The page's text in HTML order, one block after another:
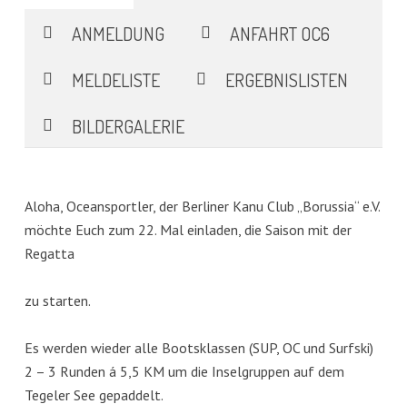
ANMELDUNG
ANFAHRT OC6
MELDELISTE
ERGEBNISLISTEN
BILDERGALERIE
Aloha, Oceansportler, der Berliner Kanu Club „Borussia“ e.V.
möchte Euch zum 22. Mal einladen, die Saison mit der
Regatta
zu starten.
Es werden wieder alle Bootsklassen (SUP, OC und Surfski)
2 – 3 Runden á 5,5 KM um die Inselgruppen auf dem
Tegeler See gepaddelt.